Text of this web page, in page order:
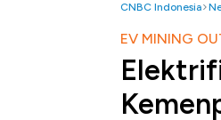
CNBC Indonesia
EV MINING